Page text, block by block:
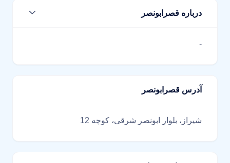
درباره قصرابونصر
-
آدرس قصرابونصر
شیراز، بلوار ابونصر شرقی، کوچه 12